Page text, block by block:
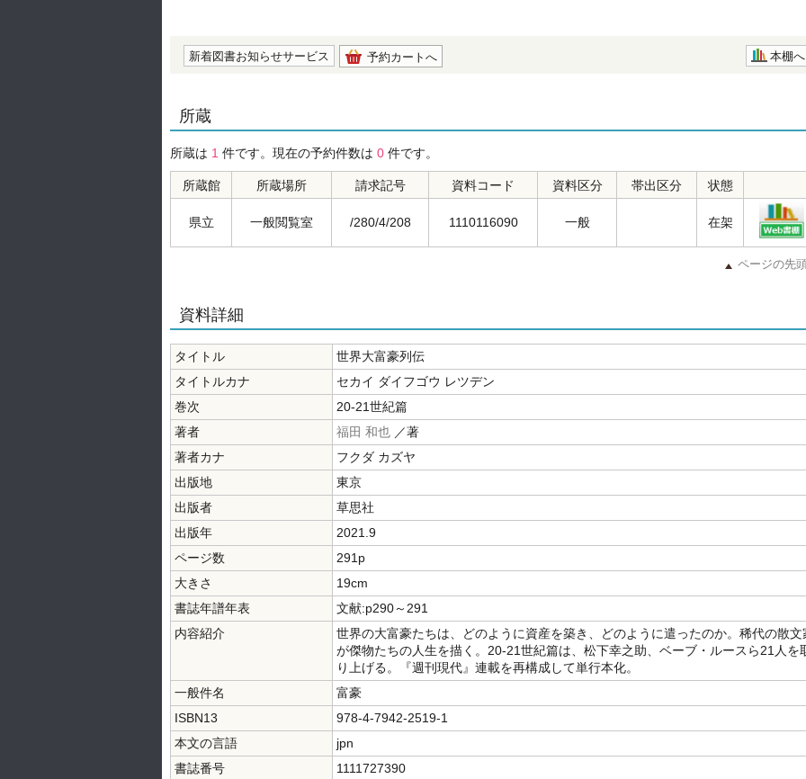
新着図書お知らせサービス 予約カートへ 本棚へ
所蔵
所蔵は 1 件です。現在の予約件数は 0 件です。
所蔵館 所蔵場所 請求記号 資料コード 資料区分 帯出区分 状態
県立 一般閲覧室 /280/4/208 1110116090 一般 在架
ページの先
資料詳細
タイトル
世界大富豪列伝
タイトルカナ
セカイ ダイフゴウ レツデン
巻次
20-21世紀篇
著者
福田 和也 ／著
著者カナ
フクダ カズヤ
出版地
東京
出版者
草思社
出版年
2021.9
ページ数
291p
大きさ
19cm
書誌年譜年表
文献:p290～291
内容紹介
世界の大富豪たちは、どのように資産を築き、どのように遣ったのか。稀代の散文
が傑物たちの人生を描く。20-21世紀篇は、松下幸之助、ベーブ・ルースら21人を
り上げる。『週刊現代』連載を再構成して単行本化。
一般件名
富豪
ISBN13
978-4-7942-2519-1
本文の言語
jpn
書誌番号
1111727390